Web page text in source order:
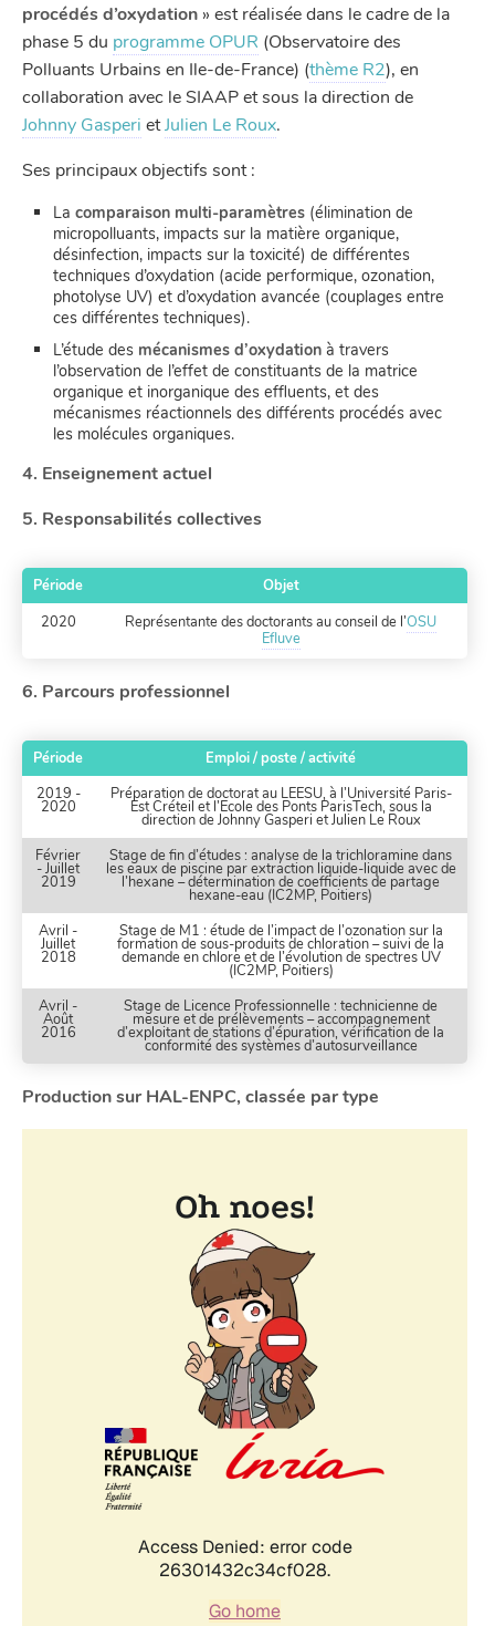
procédés d’oxydation » est réalisée dans le cadre de la
phase 5 du programme OPUR (Observatoire des
Polluants Urbains en Ile-de-France) (thème R2), en
collaboration avec le SIAAP et sous la direction de
Johnny Gasperi etJulien Le Roux.
Ses principaux objectifs sont :
Lacomparaison multi-paramètres (élimination de
micropolluants, impacts sur la matière organique,
désinfection, impacts sur la toxicité) de différentes
techniques d’oxydation (acide performique, ozonation,
photolyse UV) et d’oxydation avancée (couplages entre
ces différentes techniques).
L’étude des mécanismes d’oxydation à travers
l’observation de l’effet de constituants de la matrice
organique et inorganique des effluents, et des
mécanismes réactionnels des différents procédés avec
les molécules organiques.
4. Enseignement actuel
5. Responsabilités collectives
Période
Objet
2020
Représentante des doctorants au conseil de l’OSU
Efluve
6. Parcours professionnel
Période
Emploi / poste / activité
2019 -
2020
Préparation de doctorat au LEESU, à l’Université Paris-
Est Créteil et l’Ecole des Ponts ParisTech, sous la
direction de Johnny Gasperi et Julien Le Roux
Février
- Juillet
2019
Stage de fin d’études : analyse de la trichloramine dans
les eaux de piscine par extraction liquide-liquide avec de
l’hexane – détermination de coefficients de partage
hexane-eau (IC2MP, Poitiers)
Avril -
Juillet
2018
Stage de M1 : étude de l’impact de l’ozonation sur la
formation de sous-produits de chloration – suivi de la
demande en chlore et de l’évolution de spectres UV
(IC2MP, Poitiers)
Avril -
Août
2016
Stage de Licence Professionnelle : technicienne de
mesure et de prélèvements – accompagnement
d’exploitant de stations d’épuration, vérification de la
conformité des systèmes d’autosurveillance
Production sur HAL-ENPC, classée par type